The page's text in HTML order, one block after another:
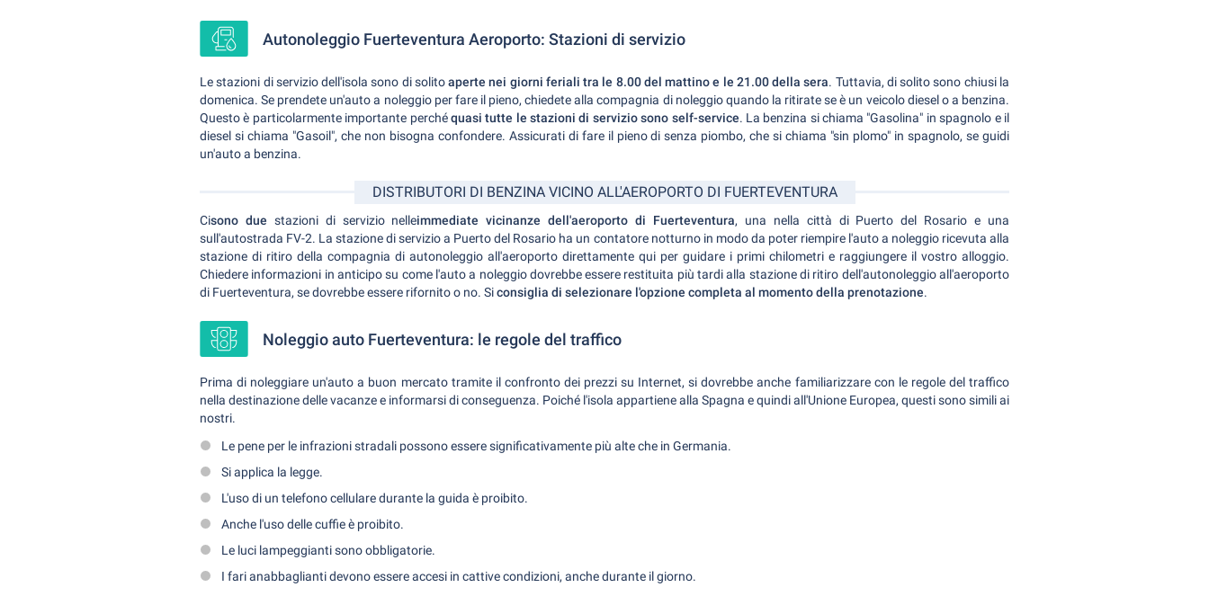
Autonoleggio Fuerteventura Aeroporto: Stazioni di servizio
Le stazioni di servizio dell'isola sono di solitoaperte nei giorni feriali tra le 8.00 del mattino e le 21.00 della sera. Tuttavia, di solito sono chiusi la
domenica. Se prendete un'auto a noleggio per fare il pieno, chiedete alla compagnia di noleggio quando la ritirate se è un veicolo diesel o a benzina.
Questo è particolarmente importante perchéquasi tutte le stazioni di servizio sono self-service. La benzina si chiama "Gasolina" in spagnolo e il
diesel si chiama "Gasoil", che non bisogna confondere. Assicurati di fare il pieno di senza piombo, che si chiama "sin plomo" in spagnolo, se guidi
un'auto a benzina.
DISTRIBUTORI DI BENZINA VICINO ALL'AEROPORTO DI FUERTEVENTURA
Cisono due stazioni di servizio nelleimmediate vicinanze dell'aeroporto di Fuerteventura, una nella città di Puerto del Rosario e una
sull'autostrada FV-2. La stazione di servizio a Puerto del Rosario ha un contatore notturno in modo da poter riempire l'auto a noleggio ricevuta alla
stazione di ritiro della compagnia di autonoleggio all'aeroporto direttamente qui per guidare i primi chilometri e raggiungere il vostro alloggio.
Chiedere informazioni in anticipo su come l'auto a noleggio dovrebbe essere restituita più tardi alla stazione di ritiro dell'autonoleggio all'aeroporto
di Fuerteventura, se dovrebbe essere rifornito o no. Siconsiglia di selezionare l'opzione completa al momento della prenotazione.
Noleggio auto Fuerteventura: le regole del traffico
Prima di noleggiare un'auto a buon mercato tramite il confronto dei prezzi su Internet, si dovrebbe anche familiarizzare con le regole del traffico
nella destinazione delle vacanze e informarsi di conseguenza. Poiché l'isola appartiene alla Spagna e quindi all'Unione Europea, questi sono simili ai
nostri.
Le pene per le infrazioni stradali possono essere significativamente più alte che in Germania.
Si applica la legge.
L'uso di un telefono cellulare durante la guida è proibito.
Anche l'uso delle cuffie è proibito.
Le luci lampeggianti sono obbligatorie.
I fari anabbaglianti devono essere accesi in cattive condizioni, anche durante il giorno.